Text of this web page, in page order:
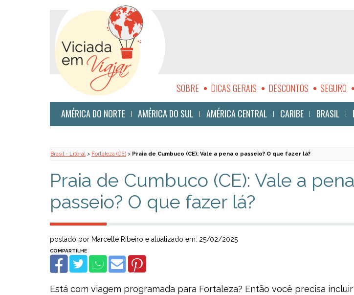
SOBRE DICAS GERAIS DESCONTOS SEGURO
SUSTENTABILIDADE
AMÉRICA DO NORTE AMÉRICA DO SUL AMÉRICA CENTRAL CARIBE BRASIL
Brasil - Litoral> Fortaleza (CE) > Praia de Cumbuco (CE): Vale a pena o passeio? O que fazer lá?
Praia de Cumbuco (CE): Vale a
passeio? O que fazer lá?
postado por Marcelle Ribeiro e atualizado em: 25/02/2025
Está com viagem programada para Fortaleza? Então você precisa